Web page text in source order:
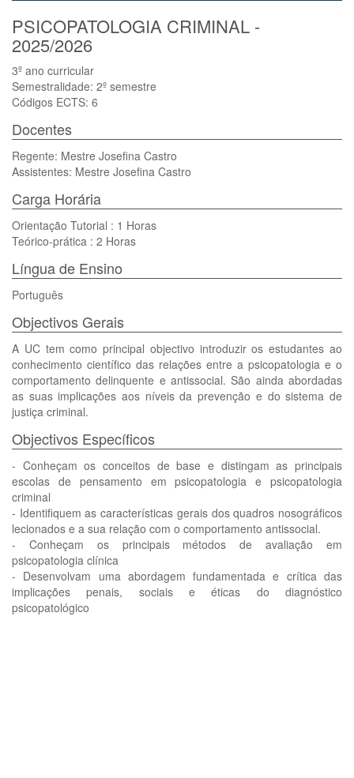
PSICOPATOLOGIA CRIMINAL -
2025/2026
3º ano curricular
Semestralidade: 2º semestre
Códigos ECTS: 6
Docentes
Regente: Mestre Josefina Castro
Assistentes: Mestre Josefina Castro
Carga Horária
Orientação Tutorial : 1 Horas
Teórico-prática : 2 Horas
Língua de Ensino
Português
Objectivos Gerais
A UC tem como principal objectivo introduzir os estudantes ao
conhecimento científico das relações entre a psicopatologia e o
comportamento delinquente e antissocial. São ainda abordadas
as suas implicações aos níveis da prevenção e do sistema de
justiça criminal.
Objectivos Específicos
- Conheçam os conceitos de base e distingam as principais
escolas de pensamento em psicopatologia e psicopatologia
criminal
- Identifiquem as características gerais dos quadros nosográficos
lecionados e a sua relação com o comportamento antissocial.
- Conheçam os principais métodos de avaliação em
psicopatologia clínica
- Desenvolvam uma abordagem fundamentada e crítica das
implicações penais, sociais e éticas do diagnóstico
psicopatológico